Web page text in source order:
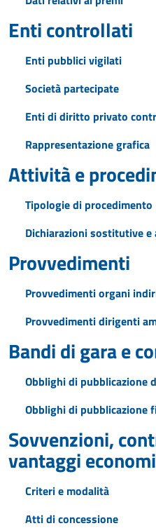
Enti controllati
Enti pubblici vigilati
Società partecipate
Enti di diritto privato
Rappresentazione grafica
Attività e
Tipologie di procedimento
Dichiarazioni sostitutive
Provvedimenti
Provvedimenti organi
Provvedimenti dirigenti
Bandi di gara e
Obblighi di pubblicazione
Obblighi di pubblicazione
Sovvenzioni,
vantaggi
Criteri e modalità
Atti di concessione